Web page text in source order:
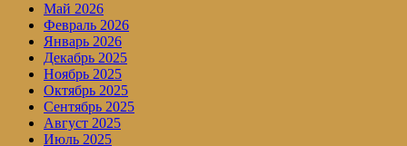
Май 2026
Февраль 2026
Январь 2026
Декабрь 2025
Ноябрь 2025
Октябрь 2025
Сентябрь 2025
Август 2025
Июль 2025